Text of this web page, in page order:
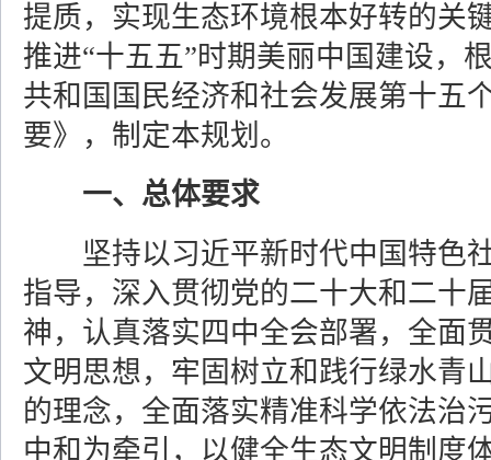
提质，实现生态环境根本好转的关
推进“十五五”时期美丽中国建设，
共和国国民经济和社会发展第十五
要》，制定本规划。
一、总体要求
坚持以习近平新时代中国特色
指导，深入贯彻党的二十大和二十
神，认真落实四中全会部署，全面
文明思想，牢固树立和践行绿水青
的理念，全面落实精准科学依法治
中和为牵引，以健全生态文明制度